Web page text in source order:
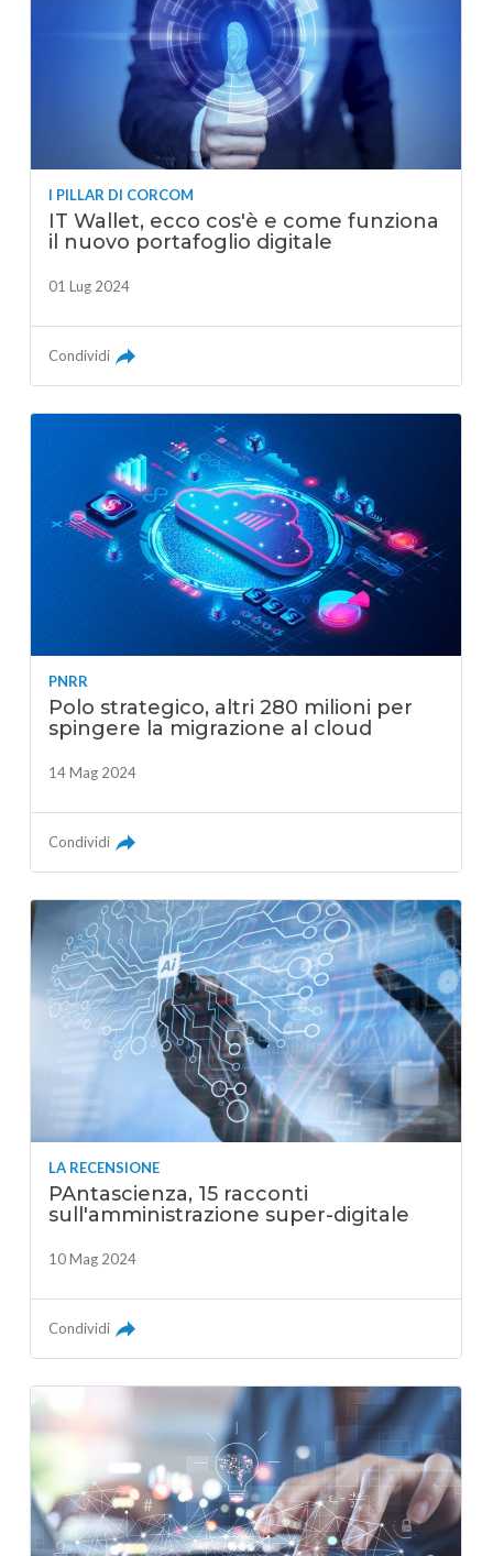
I PILLAR DI CORCOM
IT Wallet, ecco cos'è e come funziona
il nuovo portafoglio digitale
01 Lug 2024
Condividi
PNRR
Polo strategico, altri 280 milioni per
spingere la migrazione al cloud
14 Mag 2024
Condividi
LA RECENSIONE
PAntascienza, 15 racconti
sull'amministrazione super-digitale
10 Mag 2024
Condividi